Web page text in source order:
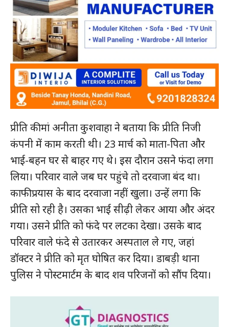
प्रीति की मां अनीता कुशवाहा ने बताया कि प्रीति निजी
कंपनी में काम करती थी। 23 मार्च को माता-पिता और
भाई-बहन घर से बाहर गए थे। इस दौरान उसने फंदा लगा
लिया। परिवार वाले जब घर पहुंचे तो दरवाजा बंद था।
काफी प्रयास के बाद दरवाजा नहीं खुला। उन्हें लगा कि
प्रीति सो रही है। उसका भाई सीढ़ी लेकर आया और अंदर
गया। उसने प्रीति को फंदे पर लटका देखा। उसके बाद
परिवार वाले फंदे से उतारकर अस्पताल ले गए, जहां
डॉक्टर ने प्रीति को मृत घोषित कर दिया। डाबड़ी थाना
पुलिस ने पोस्टमार्टम के बाद शव परिजनों को सौंप दिया।